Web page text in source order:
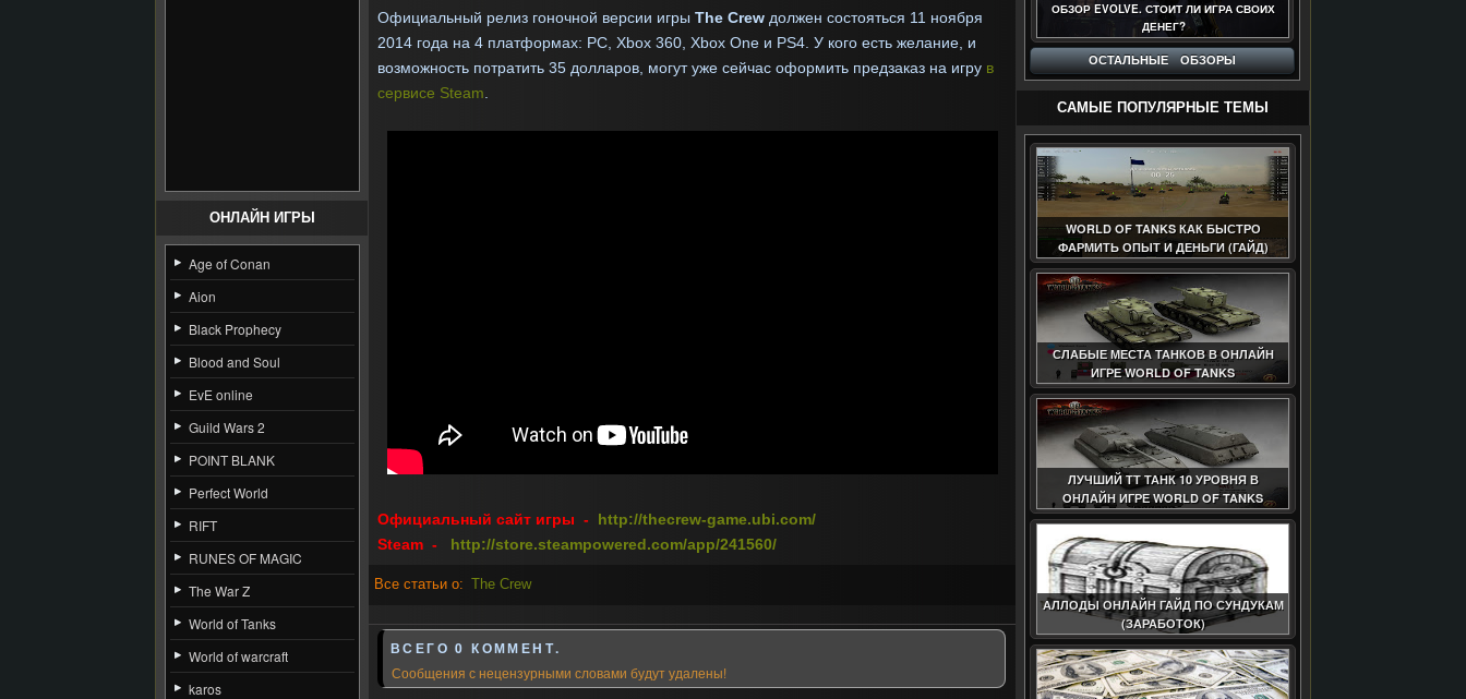
ОНЛАЙН ИГРЫ
Age of Conan
Aion
Black Prophecy
Blood and Soul
EvE online
Guild Wars 2
POINT BLANK
Perfect World
RIFT
RUNES OF MAGIC
The War Z
World of Tanks
World of warcraft
karos
Официальный релиз гоночной версии игры The Crew должен состояться 11 ноября
2014 года на 4 платформах: PC, Xbox 360, Xbox One и PS4. У кого есть желание, и
возможность потратить 35 долларов, могут уже сейчас оформить предзаказ на игру в
сервисе Steam
Официальный сайт игры -
http://thecrew-game.ubi.com/
Steam -
http://store.steampowered.com/app/241560/
Все статьи о: The Crew
ВСЕГО 0 КОММЕНТ.
Сообщения с нецензурными словами будут удалены!
ОБЗОР EVOLVE. СТОИТ ЛИ ИГРА СВОИХ
ДЕНЕГ?
ОСТАЛЬНЫЕ ОБЗОРЫ
САМЫЕ ПОПУЛЯРНЫЕ ТЕМЫ
WORLD OF TANKS КАК БЫСТРО
ФАРМИТЬ ОПЫТ И ДЕНЬГИ (ГАЙД)
СЛАБЫЕ МЕСТА ТАНКОВ В ОНЛАЙН
ИГРЕ WORLD OF TANKS
ЛУЧШИЙ ТТ ТАНК 10 УРОВНЯ В
ОНЛАЙН ИГРЕ WORLD OF TANKS
АЛЛОДЫ ОНЛАЙН ГАЙД ПО СУНДУКАМ
(ЗАРАБОТОК)